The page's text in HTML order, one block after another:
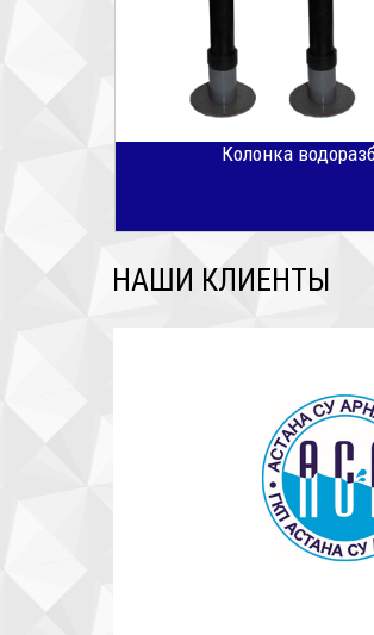
Колонка
НАШИ КЛИЕНТЫ